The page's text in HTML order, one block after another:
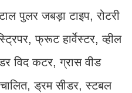
पुलर जबड़ा टाइप, रोटरी
फ्रूट हार्वेस्टर, व्हील
विद कटर, ग्रास वीड
ड्रम सीडर, स्टबल